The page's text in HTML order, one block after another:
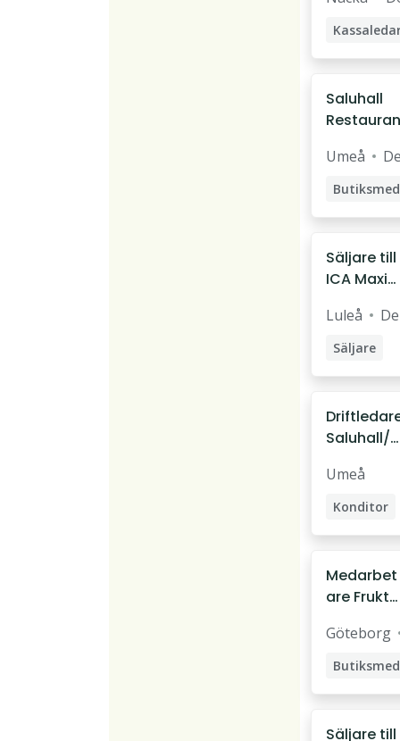
Saluhall
Umeå
Säljare till
ICA Maxi
Luleå
Luleå
Säljare
Saluhall/b
Umeå
Konditor
Medarbet
are Frukt
Blommor
Göteborg
Säljare till